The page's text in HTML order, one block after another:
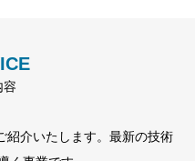
容
紹介いたします。最新の技術